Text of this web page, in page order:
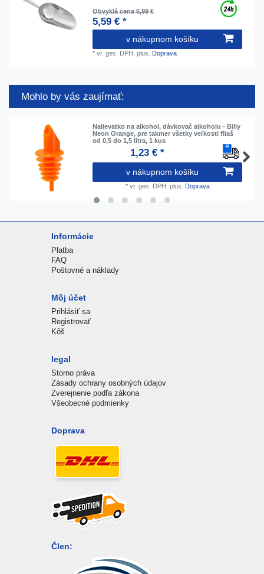
Obvyklá cena 6,99 €
5,59 € *
v nákupnom košíku
*vr. ges. DPH. plus. Doprava
Mohlo by vás zaujímať:
Nalievatko na alkohol, dávkovač alkoholu - Billy
Neon Orange, pre takmer všetky veľkosti fliaš
od 0,5 do 1,5 litra, 1 kus
1,23 € *
v nákupnom košíku
* vr. ges. DPH. plus. Doprava
Informácie
Platba
FAQ
Poštovné a náklady
Môj účet
Prihlásiť sa
Registrovať
Kôš
legal
Storno práva
Zásady ochrany osobných údajov
Zverejnenie podľa zákona
Všeobecné podmienky
Doprava
Člen: